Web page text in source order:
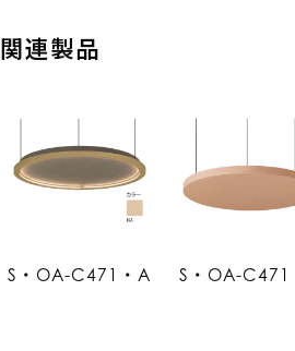
関連製品
S・OA-C471・A S・OA-C471